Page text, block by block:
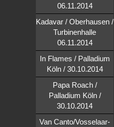
06.11.2014
Kadavar / Oberhausen /
Turbinenhalle
06.11.2014
In Flames / Palladium
Köln / 30.10.2014
Papa Roach /
Palladium Köln /
30.10.2014
Van Canto/Vosselaar-